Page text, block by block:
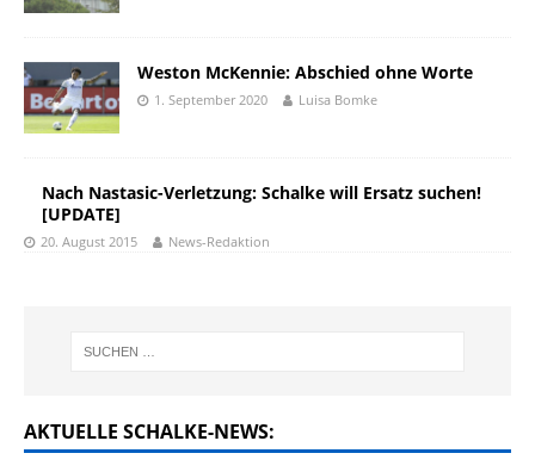
Weston McKennie: Abschied ohne Worte
1. September 2020 Luisa Bomke
Nach Nastasic-Verletzung: Schalke will Ersatz suchen!
[UPDATE]
20. August 2015 News-Redaktion
AKTUELLE SCHALKE-NEWS: